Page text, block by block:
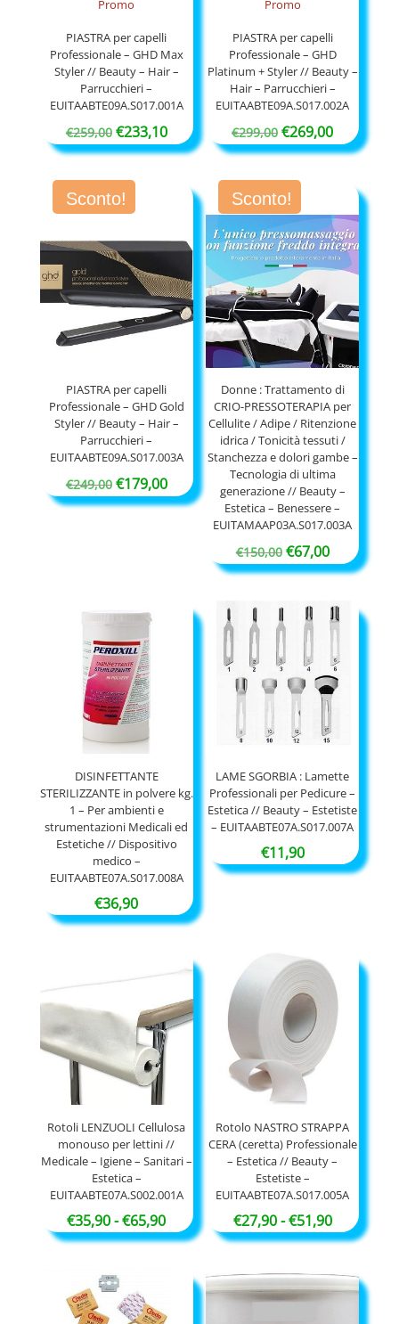
PIASTRA per capelli
Professionale – GHD Max
Styler // Beauty – Hair –
Parrucchieri –
EUITAABTE09A.S017.001A
€259,00 Il
prezzo
originale
era:
€233,10Il
prezzo
€233,10.
PIASTRA per capelli
Professionale – GHD
Platinum + Styler // Beauty –
Hair – Parrucchieri –
EUITAABTE09A.S017.002A
€299,00 Il
prezzo
originale
era:
€299,00.
€269,00Il
prezzo
€269,00.
Sconto!
PIASTRA per capelli
Professionale – GHD Gold
Styler // Beauty – Hair –
Parrucchieri –
EUITAABTE09A.S017.003A
€249,00 Il
prezzo
€179,00Il
prezzo
€179,00.
Sconto!
Donne : Trattamento di
CRIO-PRESSOTERAPIA per
Cellulite / Adipe / Ritenzione
idrica / Tonicità tessuti /
Stanchezza e dolori gambe –
Tecnologia di ultima
generazione // Beauty –
Estetica – Benessere –
EUITAMAAP03A.S017.003A
€150,00 Il
prezzo
era:
€150,00.
€67,00Il
prezzo
è:
€67,00.
DISINFETTANTE
STERILIZZANTE in polvere kg.
1 – Per ambienti e
strumentazioni Medicali ed
Estetiche // Dispositivo
medico –
EUITAABTE07A.S017.008A
€36,90
LAME SGORBIA : Lamette
Professionali per Pedicure –
Estetica // Beauty – Estetiste
– EUITAABTE07A.S017.007A
€11,90
Rotoli LENZUOLI Cellulosa
monouso per lettini //
Medicale – Igiene – Sanitari –
Estetica –
EUITAABTE07A.S002.001A
€35,90-€65,90Fascia
di
€35,90
Rotolo NASTRO STRAPPA
CERA (ceretta) Professionale
– Estetica // Beauty –
Estetiste –
EUITAABTE07A.S017.005A
€27,90-€51,90Fascia
di
da